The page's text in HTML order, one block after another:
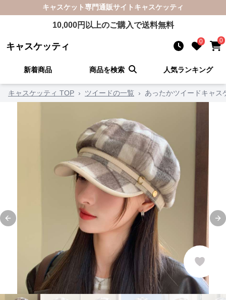
キャスケット専門通販サイト キャスケッティ
10,000円以上のご購入で送料無料
キャスケッティ 0 0
新着商品 商品を検索 人気ランキング
キャスケッティ TOP › ツイードの一覧 › あったかツイードキャス
Previous slide